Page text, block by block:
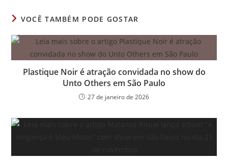
VOCÊ TAMBÉM PODE GOSTAR
Plastique Noir é atração convidada no show do
Unto Others em São Paulo
27 de janeiro de 2026